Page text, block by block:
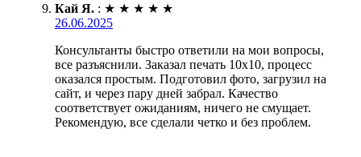
Кай Я. : ★ ★ ★ ★ ★
26.06.2025
Консультанты быстро ответили на мои вопросы,
все разъяснили. Заказал печать 10х10, процесс
оказался простым. Подготовил фото, загрузил на
сайт, и через пару дней забрал. Качество
соответствует ожиданиям, ничего не смущает.
Рекомендую, все сделали четко и без проблем.